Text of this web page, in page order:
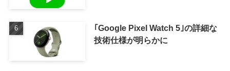
｢Google Pixel Watch 5｣の詳細な
技術仕様が明らかに